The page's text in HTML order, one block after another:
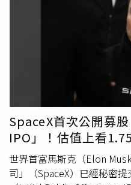
（圖／品牌提供）產品系列
化」這塊，Peekasit與
Peekachill單椅，把
設計，熟悉但不無聊。另一
紅狐狸皮草與人字紋貂皮拉
存在感。（圖／品牌提供）
MarcelWanders打造的Five
更輕盈面料與低矮茶几，整
屬管結構與皮革結合，延伸
度高到幾乎可以包辦整個空
牌提供）細節控會愛的
玻璃桌面聞名，今年推出更
老鼠成群結隊的大街上逛」
屍體」、「老鼠殺不完，結
「脆上面已經很多人拍到鳥
安鼠之亂」、「（地獄梗）
「我更擔心的是現在捷運管
路，造成重大公安意外」。
鷹、黑冠麻鷺和台灣藍鵲都
死」、「前一陣子在北投看
中華路看過鳥在路邊啄老鼠
的禽鳥就是這樣來的」、「
鼠，然後在公園草皮發現死
（復興南路）看到1隻倒臥
SpaceX首次公開募
IPO」！估值上看
世界首富馬斯克（Elon
司」（SpaceX）已經秘密提